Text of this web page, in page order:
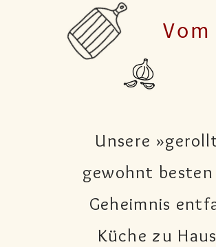
Unsere
gewohnt
Geheimnis
Küche zu